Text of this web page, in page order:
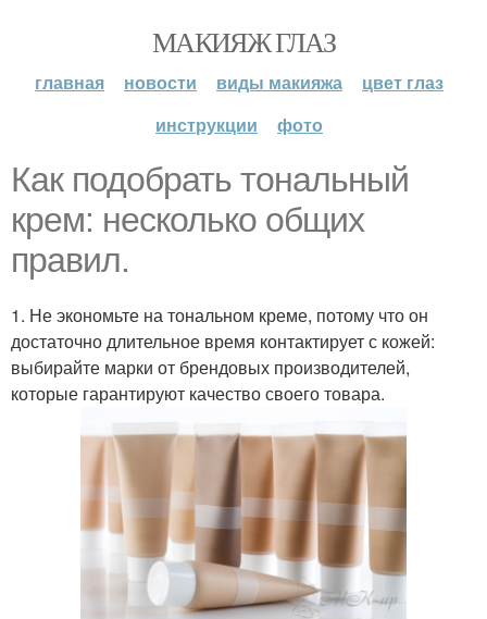
МАКИЯЖ ГЛАЗ
главная новости виды макияжа
цвет глаз
инструкции
фото
Как подобрать тональный
крем: несколько общих
правил.
1. Не экономьте на тональном креме, потому что он
достаточно длительное время контактирует с кожей:
выбирайте марки от брендовых производителей,
которые гарантируют качество своего товара.